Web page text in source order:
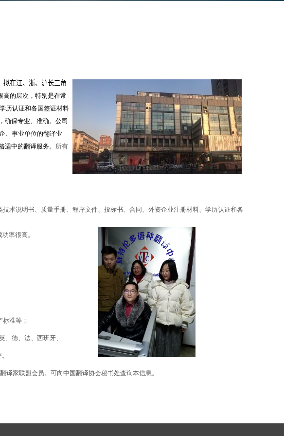
拟在江、浙、沪长三角
高的层次，特别是在常
历认证和各国签证材料
确保专业、准确。公司
、事业单位的翻译业
中的翻译服务。 所有
术说明书、质量手册、程序文件、投标书、合同、外资企业注册材料、学历认证和各
率很高。
准等；
德、法、西班牙、
译家联盟会员。可向中国翻译协会秘书处查询本信息。